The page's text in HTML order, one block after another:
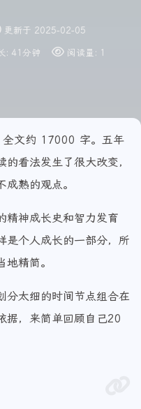
更新于 2025-02-05
: 41分钟 阅读量: 1
文约 17000 字。五年
看法发生了很大改变，
熟的观点。
精神成长史和智力发育
是个人成长的一部分，所
精简。
分太细的时间节点组合在
据，来简单回顾自己20